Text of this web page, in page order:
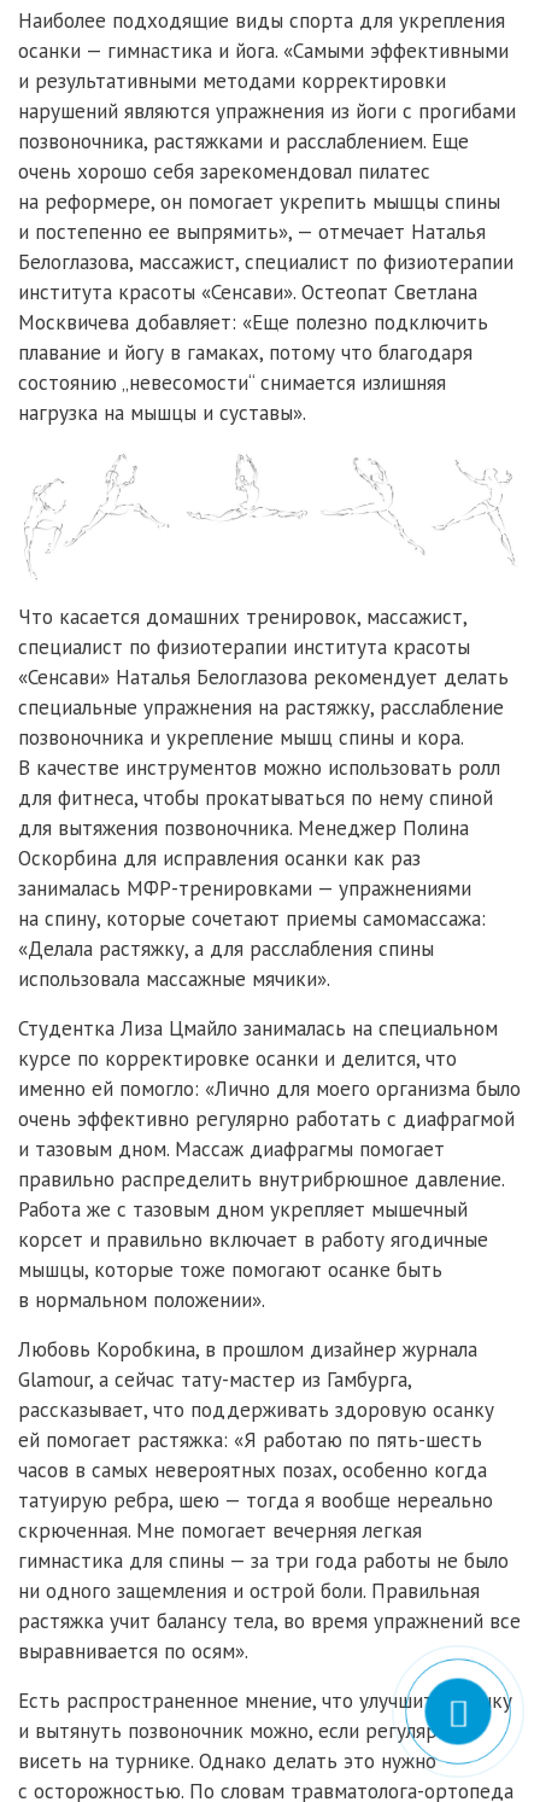
Наиболее подходящие виды спорта для укрепления
осанки — гимнастика и йога. «Самыми эффективными
и результативными методами корректировки
нарушений являются упражнения из йоги с прогибами
позвоночника, растяжками и расслаблением. Еще
очень хорошо себя зарекомендовал пилатес
на реформере, он помогает укрепить мышцы спины
и постепенно ее выпрямить», — отмечает Наталья
Белоглазова, массажист, специалист по физиотерапии
института красоты «Сенсави». Остеопат Светлана
Москвичева добавляет: «Еще полезно подключить
плавание и йогу в гамаках, потому что благодаря
состоянию „невесомости“ снимается излишняя
нагрузка на мышцы и суставы».
Что касается домашних тренировок, массажист,
специалист по физиотерапии института красоты
«Сенсави» Наталья Белоглазова рекомендует делать
специальные упражнения на растяжку, расслабление
позвоночника и укрепление мышц спины и кора.
В качестве инструментов можно использовать ролл
для фитнеса, чтобы прокатываться по нему спиной
для вытяжения позвоночника. Менеджер Полина
Оскорбина для исправления осанки как раз
занималась МФР-тренировками — упражнениями
на спину, которые сочетают приемы самомассажа:
«Делала растяжку, а для расслабления спины
использовала массажные мячики».
Студентка Лиза Цмайло занималась на специальном
курсе по корректировке осанки и делится, что
именно ей помогло: «Лично для моего организма было
очень эффективно регулярно работать с диафрагмой
и тазовым дном. Массаж диафрагмы помогает
правильно распределить внутрибрюшное давление.
Работа же с тазовым дном укрепляет мышечный
корсет и правильно включает в работу ягодичные
мышцы, которые тоже помогают осанке быть
в нормальном положении».
Любовь Коробкина, в прошлом дизайнер журнала
Glamour, а сейчас тату-мастер из Гамбурга,
рассказывает, что поддерживать здоровую осанку
ей помогает растяжка: «Я работаю по пять-шесть
часов в самых невероятных позах, особенно когда
татуирую ребра, шею — тогда я вообще нереально
скрюченная. Мне помогает вечерняя легкая
гимнастика для спины — за три года работы не было
ни одного защемления и острой боли. Правильная
растяжка учит балансу тела, во время упражнений все
выравнивается по осям».
Есть распространенное мнение, что улучшить осанку
и вытянуть позвоночник можно, если регулярно
висеть на турнике. Однако делать это нужно
с осторожностью. По словам травматолога-ортопеда